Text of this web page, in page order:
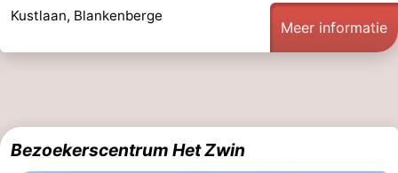
Kustlaan, Blankenberge
Meer informatie
Bezoekerscentrum Het Zwin